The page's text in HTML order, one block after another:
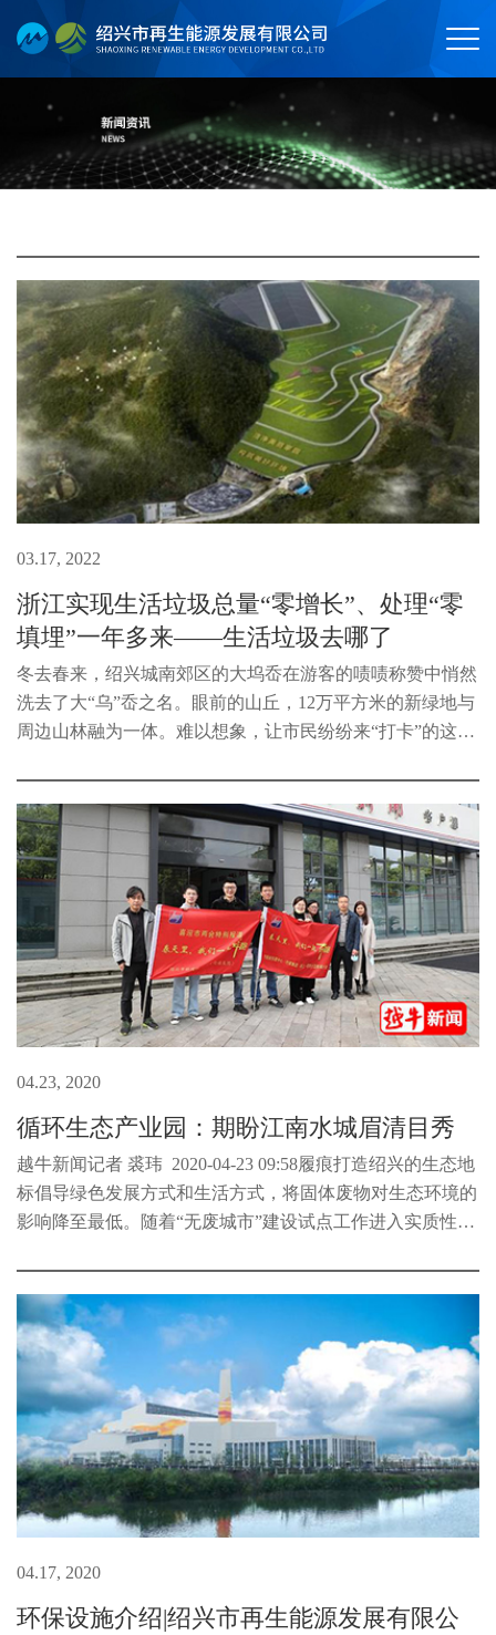
03.17, 2022
浙江实现生活垃圾总量“零增长”、处理“零
填埋”一年多来——生活垃圾去哪了
冬去春来，绍兴城南郊区的大坞岙在游客的啧啧称赞中悄然
洗去了大“乌”岙之名。眼前的山丘，12万平方米的新绿地与
周边山林融为一体。难以想象，让市民纷纷来“打卡”的这个
04.23, 2020
循环生态产业园：期盼江南水城眉清目秀
越牛新闻记者 裘玮 2020-04-23 09:58履痕打造绍兴的生态地
标倡导绿色发展方式和生活方式，将固体废物对生态环境的
影响降至最低。随着“无废城市”建设试点工作进入实质性推
04.17, 2020
环保设施介绍|绍兴市再生能源发展有限公